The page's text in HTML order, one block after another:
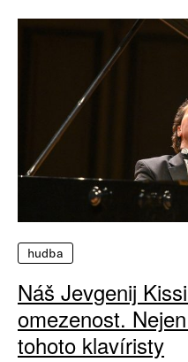
hudba
Náš Jevgenij
omezenost.
tohoto klavíristy